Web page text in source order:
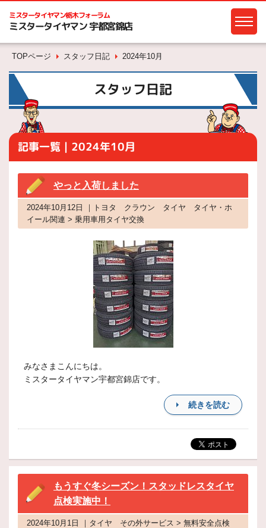
ミスタータイヤマン栃木フォーラム
ミスタータイヤマン 宇都宮錦店
TOPページ スタッフ日記 2024年10月
スタッフ日記
記事一覧｜2024年10月
やっと入荷しました
2024年10月12日 ｜トヨタ クラウン タイヤ タイヤ・ホ
イール関連 > 乗用車用タイヤ交換
みなさまこんにちは。
ミスタータイヤマン宇都宮錦店です。
続きを読む
もうすぐ冬シーズン！スタッドレスタイヤ
点検実施中！
2024年10月1日 ｜タイヤ その外サービス > 無料安全点検